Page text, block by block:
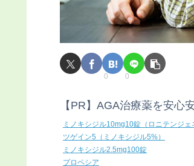
0 0
【PR】AGA治療薬を安心
ミノキシジル10mg10錠（ロニテンジェ
ツゲイン5（ミノキシジル5%）
ミノキシジル2.5mg100錠
プロペシア